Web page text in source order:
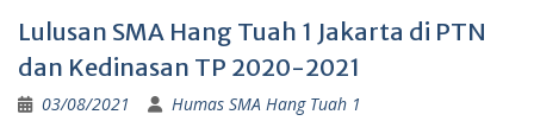
Lulusan SMA Hang Tuah 1 Jakarta di PTN
dan Kedinasan TP 2020-2021
03/08/2021 Humas SMA Hang Tuah 1